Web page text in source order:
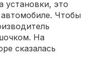
установки, это
Чтобы
На
сказалась